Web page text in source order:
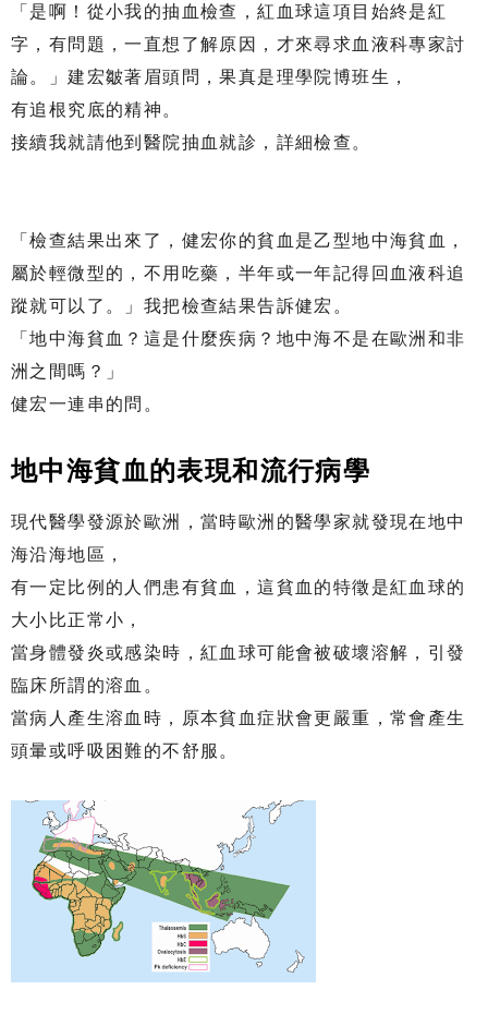
「是啊！從小我的抽血檢查，紅血球這項目始終是紅
字，有問題，一直想了解原因，才來尋求血液科專家討
論。」建宏皺著眉頭問，果真是理學院博班生，
有追根究底的精神。
接續我就請他到醫院抽血就診，詳細檢查。
「檢查結果出來了，健宏你的貧血是乙型地中海貧血，
屬於輕微型的，不用吃藥，半年或一年記得回血液科追
蹤就可以了。」我把檢查結果告訴健宏。
「地中海貧血？這是什麼疾病？地中海不是在歐洲和非
洲之間嗎？」
健宏一連串的問。
地中海貧血的表現和流行病學
現代醫學發源於歐洲，當時歐洲的醫學家就發現在地中
海沿海地區，
有一定比例的人們患有貧血，這貧血的特徵是紅血球的
大小比正常小，
當身體發炎或感染時，紅血球可能會被破壞溶解，引發
臨床所謂的溶血。
當病人產生溶血時，原本貧血症狀會更嚴重，常會產生
頭暈或呼吸困難的不舒服。